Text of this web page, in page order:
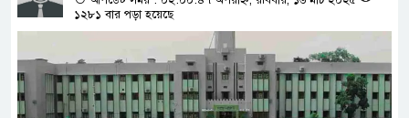
১২৮১ বার পড়া হয়েছে